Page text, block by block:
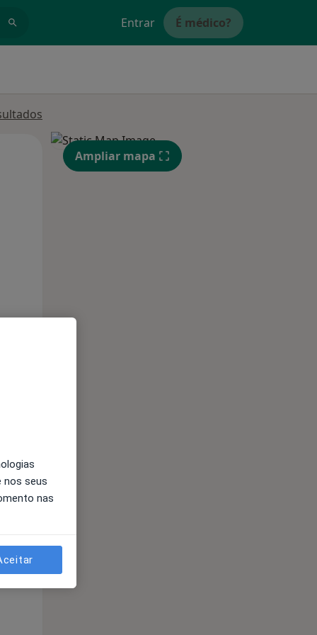
Entrar É médico?
Qui, Sex,
14 Ago
Qua
12 Ago
Ampliar mapa
nos seus
nas